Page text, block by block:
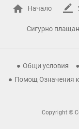
Начало
Сигурно
Общи условия
Помощ Означения
Copyright ©